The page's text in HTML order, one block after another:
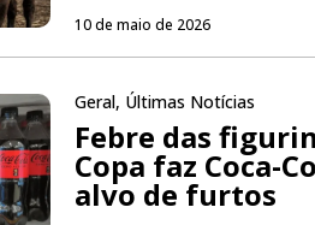
10 de maio de 2026
Geral, Últimas Notícias
Febre das
Copa faz Coca-
alvo de furtos